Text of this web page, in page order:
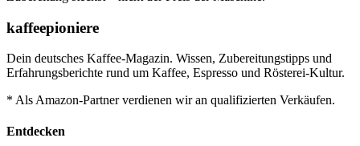
kaffeepioniere
Dein deutsches Kaffee-Magazin. Wissen, Zubereitungstipps und
Erfahrungsberichte rund um Kaffee, Espresso und Rösterei-Kultur.
* Als Amazon-Partner verdienen wir an qualifizierten Verkäufen.
Entdecken